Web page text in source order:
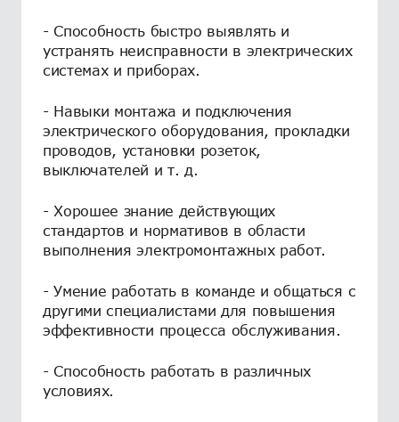
- Способность быстро выявлять и
устранять неисправности в электрических
системах и приборах.
- Навыки монтажа и подключения
электрического оборудования, прокладки
проводов, установки розеток,
выключателей и т. д.
- Хорошее знание действующих
стандартов и нормативов в области
выполнения электромонтажных работ.
- Умение работать в команде и общаться с
другими специалистами для повышения
эффективности процесса обслуживания.
- Способность работать в различных
условиях.